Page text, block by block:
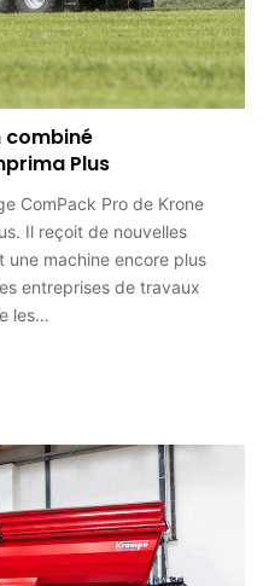
combiné
Plus
ComPack Pro de Krone
Il reçoit de nouvelles
machine encore plus
entreprises de travaux
les…